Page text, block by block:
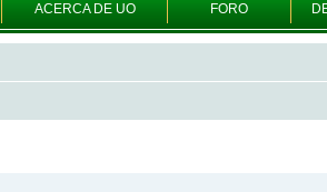
ACERCA DE UO FORO